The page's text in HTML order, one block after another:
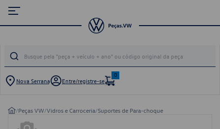
Nova Serrana Entre/registre-se
0
/Peças VW/Vidros e Carroceria/Suportes de Para-choque